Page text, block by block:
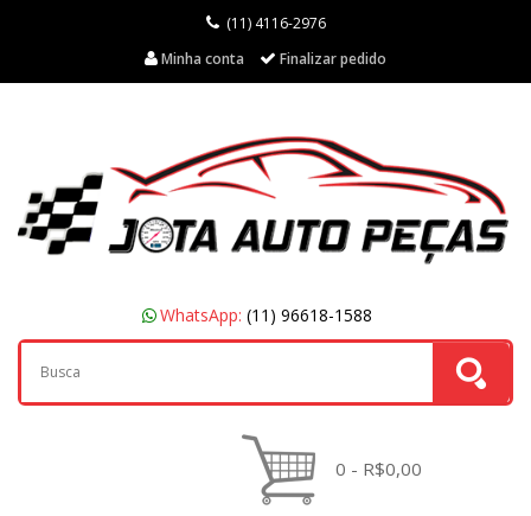
(11) 4116-2976
Minha conta
Finalizar pedido
WhatsApp: (11) 96618-1588
0 - R$0,00